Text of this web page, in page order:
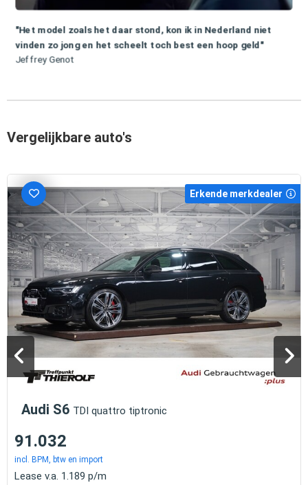
"Het model zoals het daar stond, kon ik in Nederland niet
vinden zo jong en het scheelt toch best een hoop geld"
Jeffrey Genot
Vergelijkbare auto's
Erkende merkdealer
Audi S6 TDI quattro tiptronic
91.032
incl. BPM, btw en import
Lease v.a. 1.189 p/m